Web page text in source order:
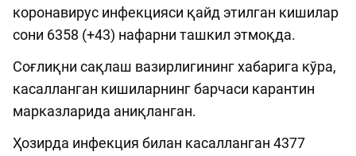
коронавирус инфекцияси қайд этилган кишилар
сони 6358 (+43) нафарни ташкил этмоқда.
Соғлиқни сақлаш вазирлигининг хабарига кўра,
касалланган кишиларнинг барчаси карантин
марказларида аниқланган.
Ҳозирда инфекция билан касалланган 4377